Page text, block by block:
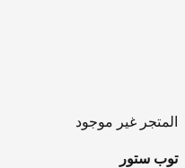
المتجر غير موجود
توب ستور